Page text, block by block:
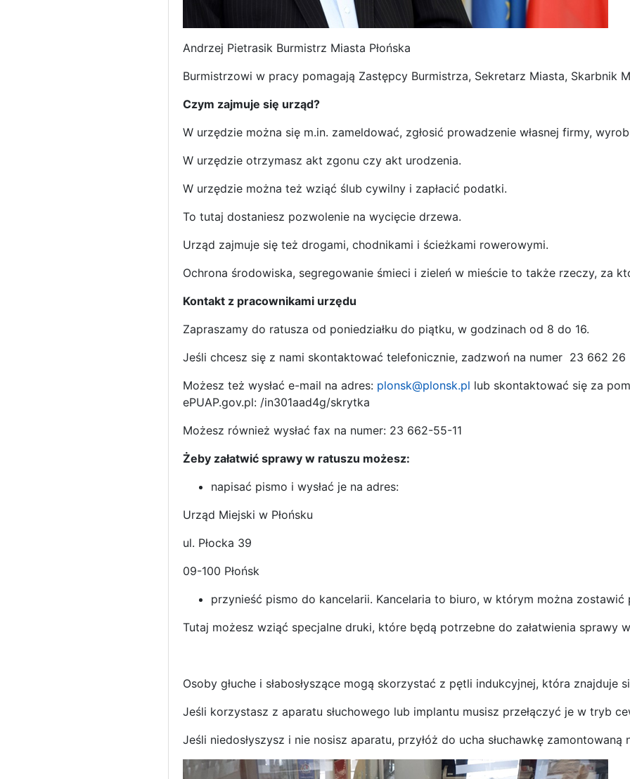
Andrzej Pietrasik Burmistrz Miasta Płońska
Burmistrzowi w pracy pomagają Zastępcy Burmistrza, Sekretarz Miasta, Skarbnik
Czym zajmuje się urząd?
W urzędzie można się m.in. zameldować, zgłosić prowadzenie własnej firmy,
W urzędzie otrzymasz akt zgonu czy akt urodzenia.
W urzędzie można też wziąć ślub cywilny i zapłacić podatki.
To tutaj dostaniesz pozwolenie na wycięcie drzewa.
Urząd zajmuje się też drogami, chodnikami i ścieżkami rowerowymi.
Ochrona środowiska, segregowanie śmieci i zieleń w mieście to także rzeczy, za
Kontakt z pracownikami urzędu
Zapraszamy do ratusza od poniedziałku do piątku, w godzinach od 8 do 16.
Jeśli chcesz się z nami skontaktować telefonicznie, zadzwoń na numer 23 662 26
Możesz też wysłać e-mail na adres: plonsk@plonsk.pl lub skontaktować się za
ePUAP.gov.pl: /in301aad4g/skrytka
Możesz również wysłać fax na numer: 23 662-55-11
Żeby załatwić sprawy w ratuszu możesz:
napisać pismo i wysłać je na adres:
Urząd Miejski w Płońsku
ul. Płocka 39
09-100 Płońsk
przynieść pismo do kancelarii. Kancelaria to biuro, w którym można zostawić
Tutaj możesz wziąć specjalne druki, które będą potrzebne do załatwienia sprawy
Osoby głuche i słabosłyszące mogą skorzystać z pętli indukcyjnej, która znajduje
Jeśli korzystasz z aparatu słuchowego lub implantu musisz przełączyć je w tryb
Jeśli niedosłyszysz i nie nosisz aparatu, przyłóż do ucha słuchawkę zamontowaną